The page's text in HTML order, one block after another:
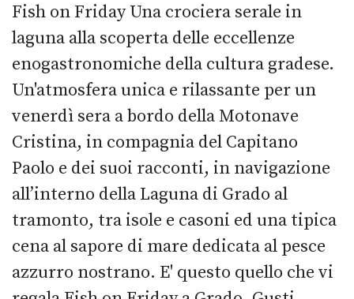
Fish on Friday Una crociera serale in
laguna alla scoperta delle eccellenze
enogastronomiche della cultura gradese.
Un'atmosfera unica e rilassante per un
venerdì sera a bordo della Motonave
Cristina, in compagnia del Capitano
Paolo e dei suoi racconti, in navigazione
all’interno della Laguna di Grado al
tramonto, tra isole e casoni ed una tipica
cena al sapore di mare dedicata al pesce
azzurro nostrano. E' questo quello che vi